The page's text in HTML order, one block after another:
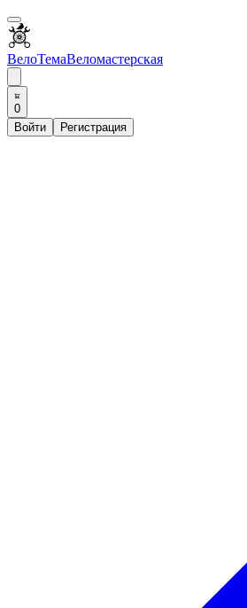
ВелоТемаВеломастерская
0
Войти
Регистрация